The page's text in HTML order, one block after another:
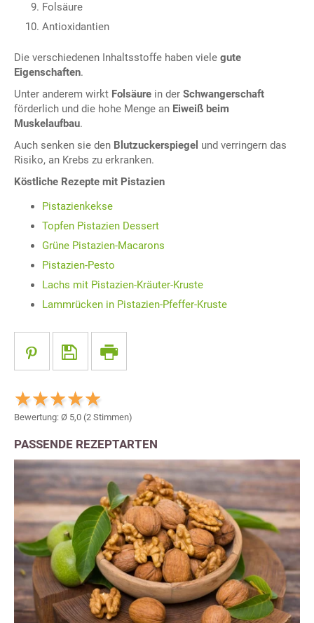
Folsäure
Antioxidantien
Die verschiedenen Inhaltsstoffe haben viele gute
Eigenschaften.
Unter anderem wirkt Folsäure in der Schwangerschaft
förderlich und die hohe Menge an Eiweiß beim
Muskelaufbau.
Auch senken sie den Blutzuckerspiegel und verringern das
Risiko, an Krebs zu erkranken.
Köstliche Rezepte mit Pistazien
Pistazienkekse
Topfen Pistazien Dessert
Grüne Pistazien-Macarons
Pistazien-Pesto
Lachs mit Pistazien-Kräuter-Kruste
Lammrücken in Pistazien-Pfeffer-Kruste
Bewertung: Ø 5,0 (2 Stimmen)
PASSENDE REZEPTARTEN